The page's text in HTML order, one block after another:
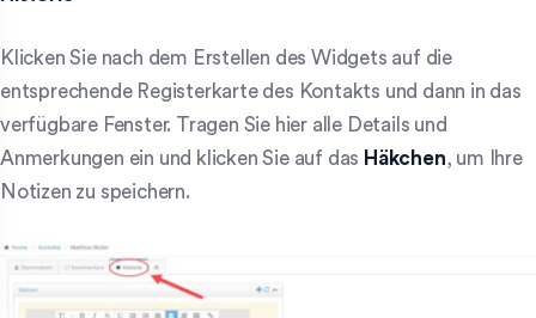
Klicken Sie nach dem Erstellen des Widgets auf die
entsprechende Registerkarte des Kontakts und dann in das
verfügbare Fenster. Tragen Sie hier alle Details und
Anmerkungen ein und klicken Sie auf das Häkchen, um Ihre
Notizen zu speichern.